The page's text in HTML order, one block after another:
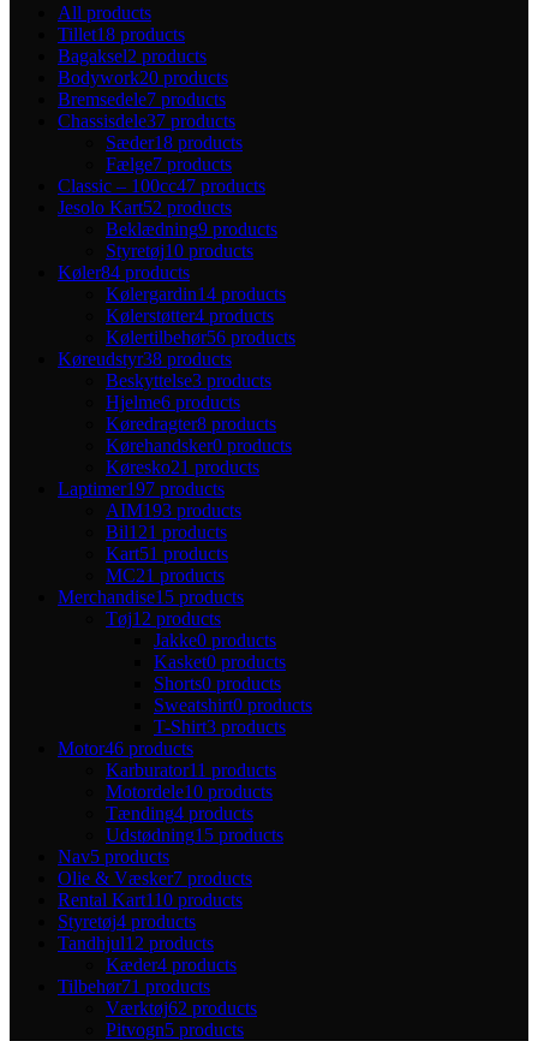
All products
Tillet18 products
Bagaksel2 products
Bodywork20 products
Bremsedele7 products
Chassisdele37 products
Sæder18 products
Fælge7 products
Classic – 100cc47 products
Jesolo Kart52 products
Beklædning9 products
Styretøj10 products
Køler84 products
Kølergardin14 products
Kølerstøtter4 products
Kølertilbehør56 products
Køreudstyr38 products
Beskyttelse3 products
Hjelme6 products
Køredragter8 products
Kørehandsker0 products
Køresko21 products
Laptimer197 products
AIM193 products
Bil121 products
Kart51 products
MC21 products
Merchandise15 products
Tøj12 products
Jakke0 products
Kasket0 products
Shorts0 products
Sweatshirt0 products
T-Shirt3 products
Motor46 products
Karburator11 products
Motordele10 products
Tænding4 products
Udstødning15 products
Nav5 products
Olie & Væsker7 products
Rental Kart110 products
Styretøj4 products
Tandhjul12 products
Kæder4 products
Tilbehør71 products
Værktøj62 products
Pitvogn5 products